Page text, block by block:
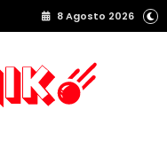
8 Agosto 2026